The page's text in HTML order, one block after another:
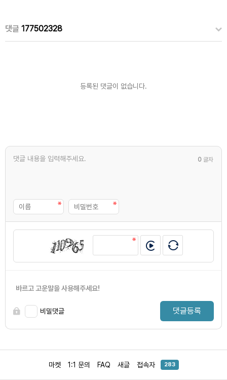
댓글 177502328
등록된 댓글이 없습니다.
0 글자
바르고 고운말을 사용해주세요!
비밀댓글 댓글등록
마켓 1:1 문의 FAQ 새글 접속자 283